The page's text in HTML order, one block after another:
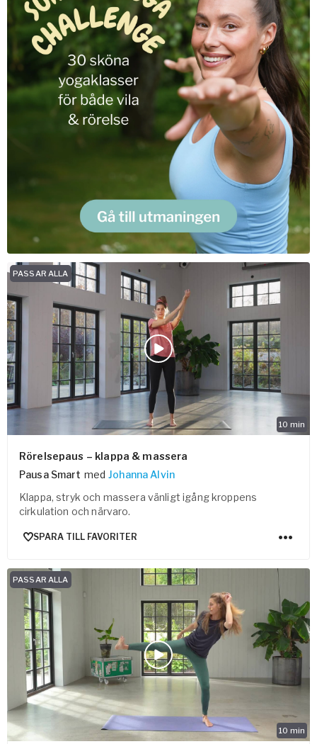
10 min
PASSAR ALLA
Rörelsepaus – klappa & massera
Pausa Smart med Johanna Alvin
Klappa, stryk och massera vänligt igång kroppens
cirkulation och närvaro.
SPARA TILL FAVORITER
10 min
PASSAR ALLA